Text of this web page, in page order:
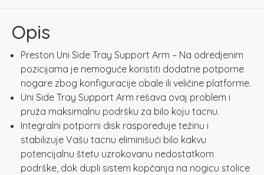
/
OSLONAC
TACNE
količina
Opis
Preston Uni Side Tray Support Arm – Na odredjenim
pozicijama je nemoguće koristiti dodatne potporne
nogare zbog konfiguracije obale ili veličine platforme.
Uni Side Tray Support Arm rešava ovaj problem i
pruža maksimalnu podršku za bilo koju tacnu.
Integralni potporni disk raspoređuje težinu i
stabilizuje Vašu tacnu eliminišući bilo kakvu
potencijalnu štetu uzrokovanu nedostatkom
podrške, dok dupli sistem kopčanja na nogicu stolice